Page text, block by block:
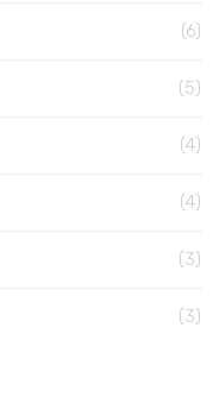
(6)
(5)
(4)
(4)
(3)
(3)